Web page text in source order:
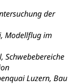
der
Modellflug im
Schwebebereiche
Luzern, Bau
Waffenbüro,